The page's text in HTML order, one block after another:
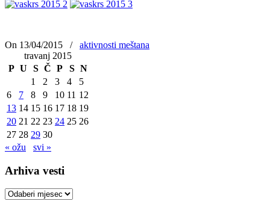
On 13/04/2015 /
aktivnosti meštana
travanj 2015
P U S Č P S N
1
2 3 4
5
6
7 8 9 10 11 12
13 14 15 16 17 18 19
20 21 22 23 24 25 26
27 28 29 30
« ožu
svi »
Arhiva vesti
Arhiva